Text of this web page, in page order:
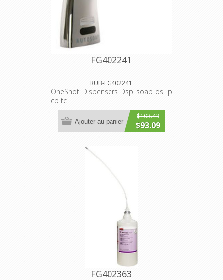
FG402241
RUB-FG402241
OneShot Dispensers Dsp soap os lp
cp tc
$103.43
$93.09
Ajouter au panier
FG402363